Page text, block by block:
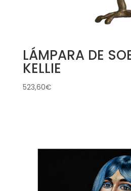
LÁMPARA DE
KELLIE
523,60€